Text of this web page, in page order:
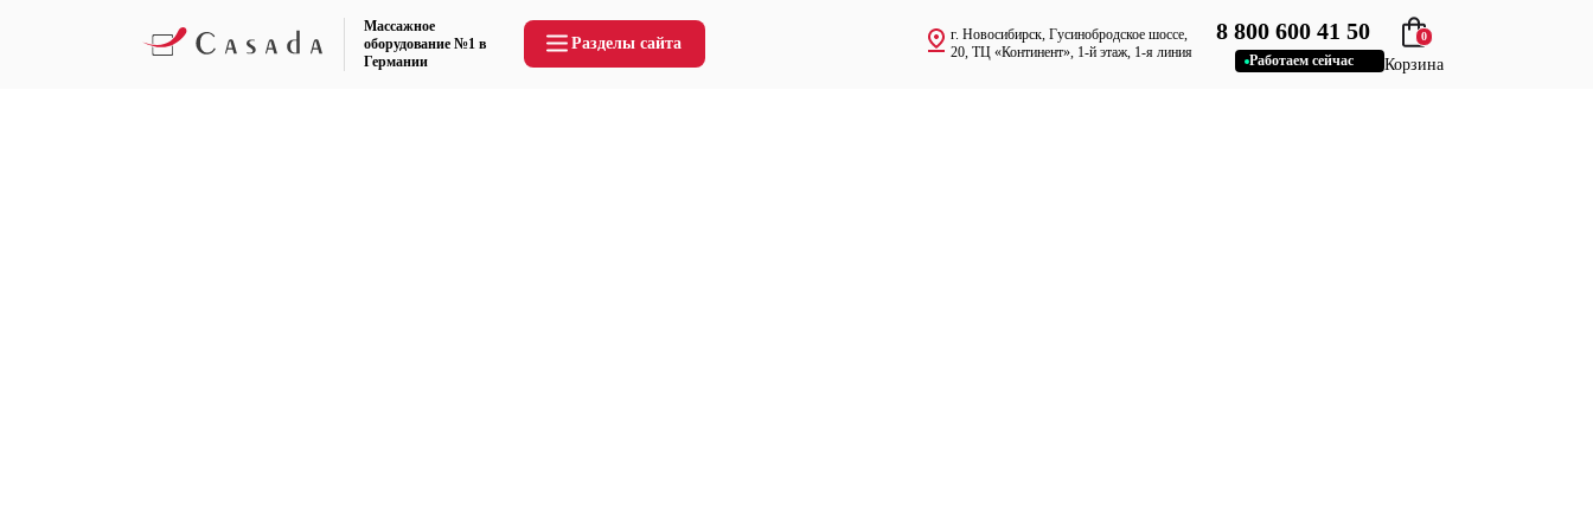
Массажное
оборудование №1 в
Германии
Разделы сайта
г. Новосибирск, Гусинобродское шоссе,
20, ТЦ «Континент», 1-й этаж, 1-я линия
8 800 600 41 50
Работаем сейчас
0
Корзина